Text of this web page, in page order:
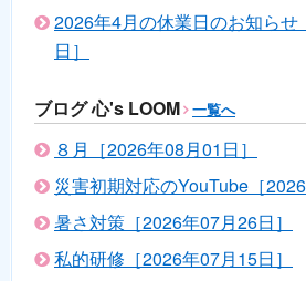
2026年4月の休業日のお知らせ
日］
ブログ 心's LOOM 一覧へ
８月［2026年08月01日］
災害初期対応のYouTube［2026
暑さ対策［2026年07月26日］
私的研修［2026年07月15日］